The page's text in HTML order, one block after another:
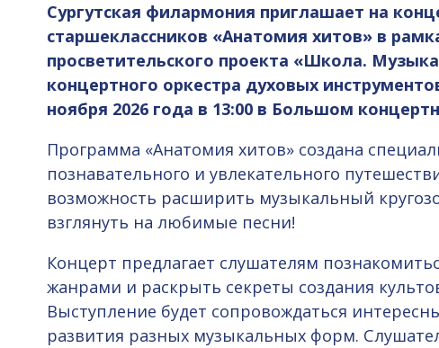
Сургутская филармония приглашает на
старшеклассников «Анатомия хитов» в
просветительского проекта «Школа.
концертного оркестра духовых
ноября 2026 года в 13:00 в Большом
Программа «Анатомия хитов» создана
познавательного и увлекательного
возможность расширить музыкальный
взглянуть на любимые песни!
Концерт предлагает слушателям
жанрами и раскрыть секреты создания
Выступление будет сопровождаться
развития разных музыкальных форм.